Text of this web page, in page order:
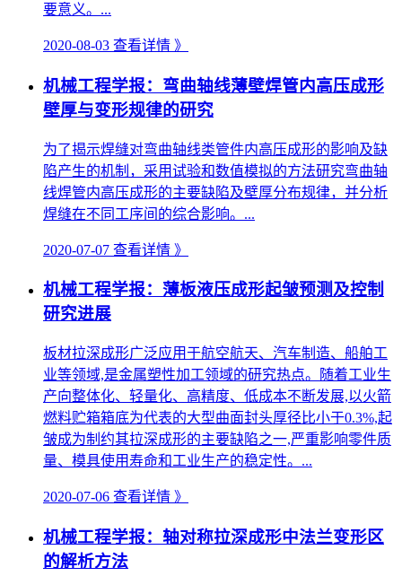
要意义。...
2020-08-03 查看详情 》
机械工程学报：弯曲轴线薄壁焊管内高压成形
壁厚与变形规律的研究
为了揭示焊缝对弯曲轴线类管件内高压成形的影响及缺
陷产生的机制，采用试验和数值模拟的方法研究弯曲轴
线焊管内高压成形的主要缺陷及壁厚分布规律，并分析
焊缝在不同工序间的综合影响。...
2020-07-07 查看详情 》
机械工程学报：薄板液压成形起皱预测及控制
研究进展
板材拉深成形广泛应用于航空航天、汽车制造、船舶工
业等领域,是金属塑性加工领域的研究热点。随着工业生
产向整体化、轻量化、高精度、低成本不断发展,以火箭
燃料贮箱箱底为代表的大型曲面封头厚径比小于0.3%,起
皱成为制约其拉深成形的主要缺陷之一,严重影响零件质
量、模具使用寿命和工业生产的稳定性。...
2020-07-06 查看详情 》
机械工程学报：轴对称拉深成形中法兰变形区
的解析方法